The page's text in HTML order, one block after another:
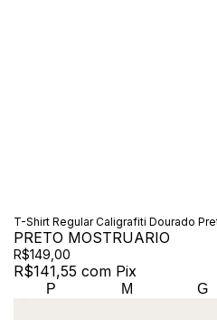
T-Shirt Regular Caligrafiti Dourado
PRETO MOSTRUARIO
R$149,00
R$141,55 com Pix
P M G